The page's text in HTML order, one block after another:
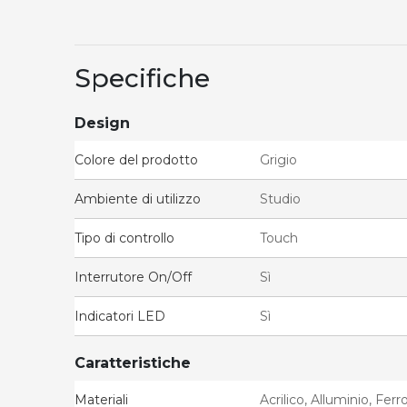
Specifiche
Design
Colore del prodotto Grigio
Ambiente di utilizzo Studio
Tipo di controllo Touch
Interrutore On/Off Sì
Indicatori LED Sì
Caratteristiche
Materiali Acrilico, Alluminio,